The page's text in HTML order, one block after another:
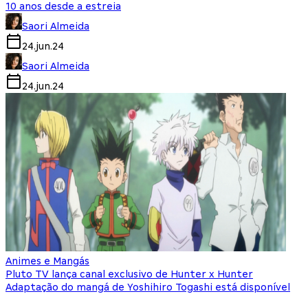
10 anos desde a estreia
Saori Almeida
24.jun.24
Saori Almeida
24.jun.24
Animes e Mangás
Pluto TV lança canal exclusivo de Hunter x Hunter
Adaptação do mangá de Yoshihiro Togashi está disponível